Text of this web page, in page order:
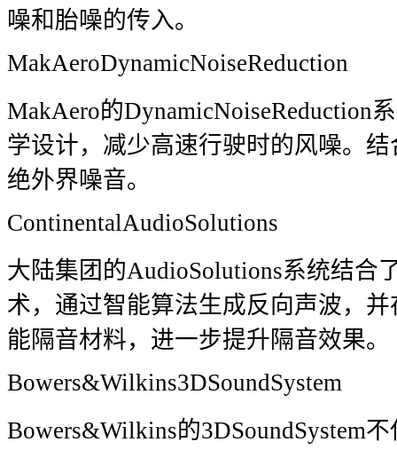
噪和胎噪的传入。
MakAeroDynamicNoiseReduction
MakAero的DynamicNoiseReduction
学设计，减少高速行驶时的风噪。
绝外界噪音。
ContinentalAudioSolutions
大陆集团的AudioSolutions系统结合
术，通过智能算法生成反向声波，
能隔音材料，进一步提升隔音效果。
Bowers&Wilkins3DSoundSystem
Bowers&Wilkins的3DSoundSystem